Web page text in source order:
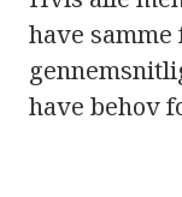
have
have behov